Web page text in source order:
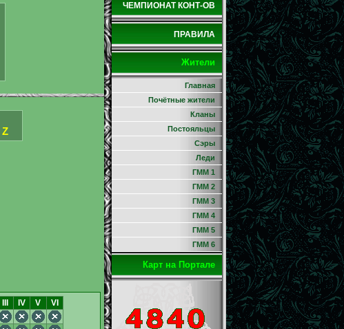
Z
III IV V VI
ЧЕМПИОНАТ КОНТ-ОВ
ПРАВИЛА
Жители
Главная
Почётные жители
Кланы
Постояльцы
Сэры
Леди
ГММ 1
ГММ 2
ГММ 3
ГММ 4
ГММ 5
ГММ 6
Карт на Портале